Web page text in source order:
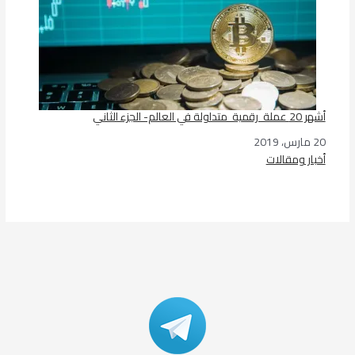
أشهر 20 عملة رقمية متداولة في العالم- الجزء الثاني
التاريخ
20 مارس، 2019
في ما يتعلق بما يأتي
أخبار ومقالات